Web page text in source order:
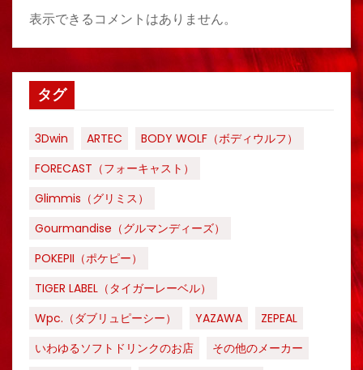
表示できるコメントはありません。
タグ
3Dwin ARTEC
BODY WOLF（ボディウルフ）
FORECAST（フォーキャスト）
Glimmis（グリミス）
Gourmandise（グルマンディーズ）
POKEPII（ポケピー）
TIGER LABEL（タイガーレーベル）
Wpc.（ダブリュピーシー）
YAZAWA
ZEPEAL
いわゆるソフトドリンクのお店
その他のメーカー